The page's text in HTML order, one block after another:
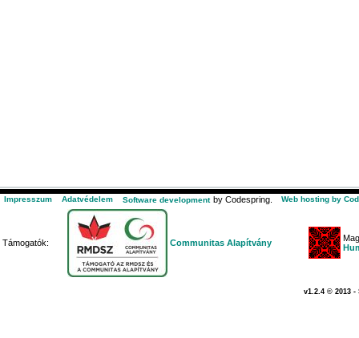
Impresszum Adatvédelem Software development by Codespring. Web hosting by
Támogatók: Communitas Alapítvány
v1.2.4 © 2013